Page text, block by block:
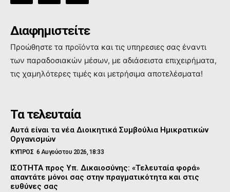
Διαφημιστείτε
Προώθηστε τα προϊόντα και τις υπηρεσιες σας έναντι
των παραδοσιακών μέσων, με αδιάσειστα επιχειρήματα,
τις χαμηλότερες τιμές και μετρήσιμα αποτελέσματα!
Τα τελευταία
Αυτά είναι τα νέα Διοικητικά Συμβούλια Ημικρατικών
Οργανισμών
ΚΥΠΡΟΣ 6 Αυγούστου 2026, 18:33
ΙΣΟΤΗΤΑ προς Υπ. Δικαιοσύνης: «Τελευταία φορά»
απαντάτε μόνοι σας στην πραγματικότητα και στις
ευθύνες σας